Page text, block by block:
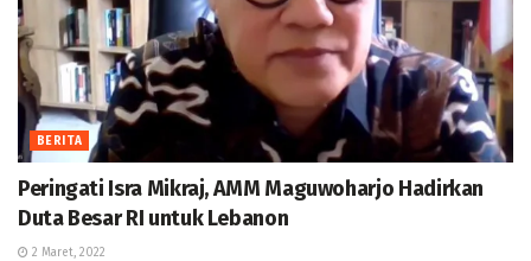
BERITA
Peringati Isra Mikraj, AMM Maguwoharjo Hadirkan
Duta Besar RI untuk Lebanon
2 Maret, 2022